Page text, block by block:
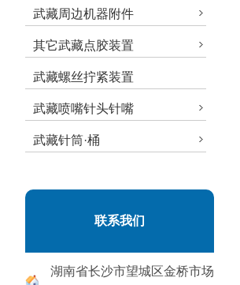
武藏周边机器附件
其它武藏点胶装置
武藏螺丝拧紧装置
武藏喷嘴针头针嘴
武藏针筒·桶
联系我们
湖南省长沙市望城区金桥市场